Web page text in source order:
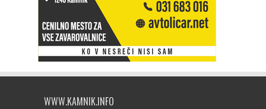
WWW.KAMNIK.INFO